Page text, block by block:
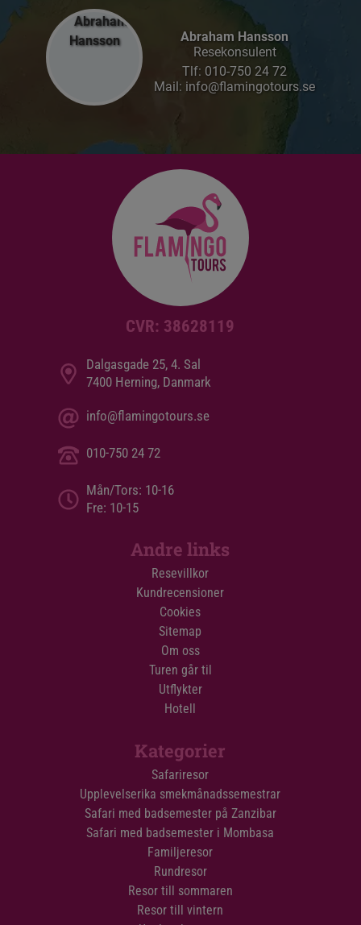
Abraham Hansson
Resekonsulent
Tlf: 010-750 24 72
Mail: info@flamingotours.se
CVR: 38628119
Dalgasgade 25, 4. Sal
7400 Herning, Danmark
info@flamingotours.se
010-750 24 72
Mån/Tors: 10-16
Fre: 10-15
Andre links
Resevillkor
Kundrecensioner
Cookies
Sitemap
Om oss
Turen går til
Utflykter
Hotell
Kategorier
Safariresor
Upplevelserika smekmånadssemestrar
Safari med badsemester på Zanzibar
Safari med badsemester i Mombasa
Familjeresor
Rundresor
Resor till sommaren
Resor till vintern